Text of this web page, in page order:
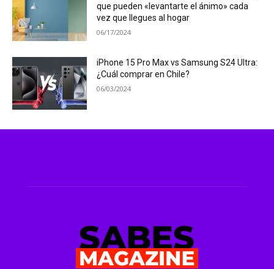
que pueden «levantarte el ánimo» cada
vez que llegues al hogar
06/17/2024
iPhone 15 Pro Max vs Samsung S24 Ultra:
¿Cuál comprar en Chile?
06/03/2024